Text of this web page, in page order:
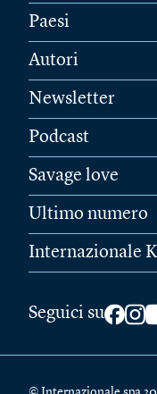
Paesi
Autori
Newsletter
Podcast
Savage love
Ultimo numero
Internazionale
Seguici su